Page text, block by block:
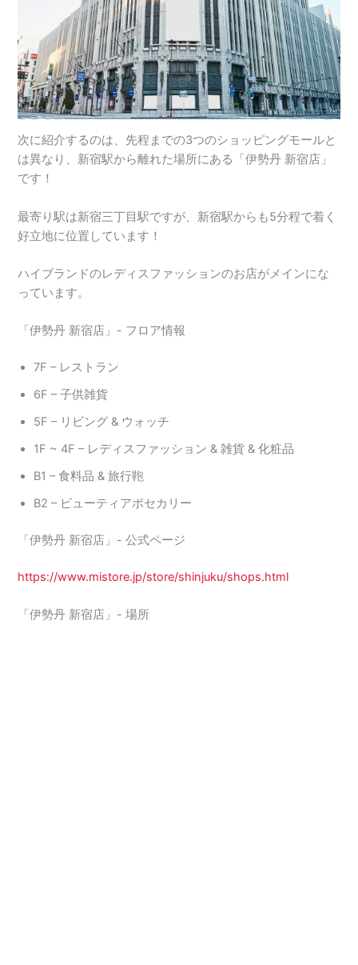
次に紹介するのは、先程までの3つのショッピングモールと
は異なり、新宿駅から離れた場所にある「伊勢丹 新宿店」
です！
最寄り駅は新宿三丁目駅ですが、新宿駅からも5分程で着く
好立地に位置しています！
ハイブランドのレディスファッションのお店がメインにな
っています。
「伊勢丹 新宿店」- フロア情報
7F – レストラン
6F – 子供雑貨
5F – リビング & ウォッチ
1F ~ 4F – レディスファッション & 雑貨 & 化粧品
B1 – 食料品 & 旅行鞄
B2 – ビューティアポセカリー
「伊勢丹 新宿店」- 公式ページ
https://www.mistore.jp/store/shinjuku/shops.html
「伊勢丹 新宿店」- 場所